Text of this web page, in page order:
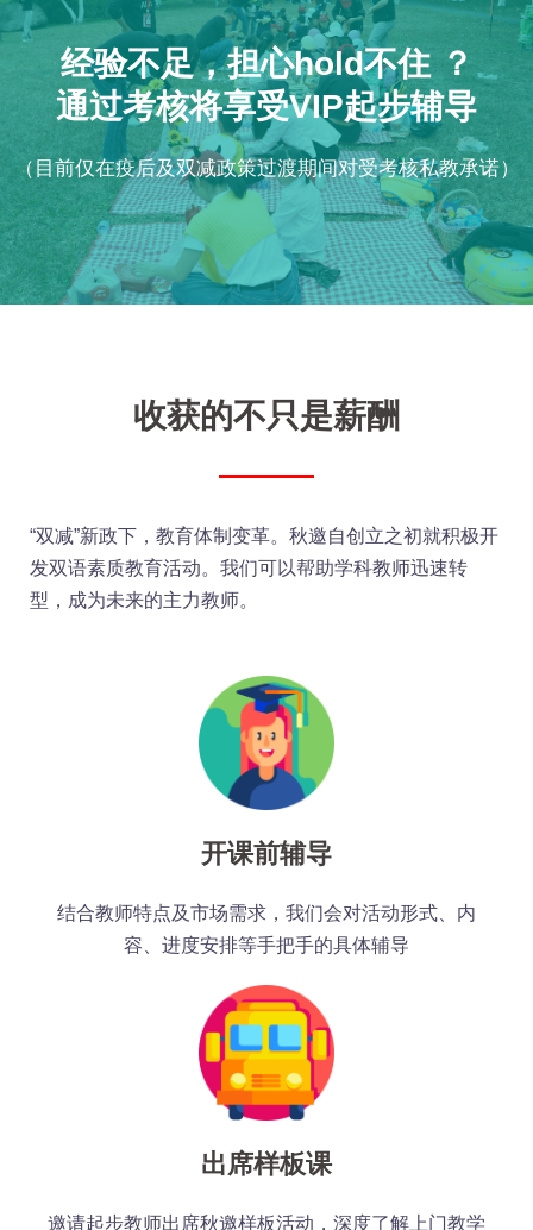
经验不足，担心hold不住 ？
通过考核将享受VIP起步辅导
（目前仅在疫后及双减政策过渡期间对受考核私教承诺）
收获的不只是薪酬
“双减”新政下，教育体制变革。秋邀自创立之初就积极开
发双语素质教育活动。我们可以帮助学科教师迅速转
型，成为未来的主力教师。
开课前辅导
结合教师特点及市场需求，我们会对活动形式、内
容、进度安排等手把手的具体辅导
出席样板课
邀请起步教师出席秋邀样板活动，深度了解上门教学